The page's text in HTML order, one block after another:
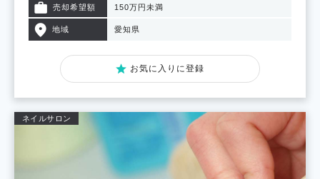
売却希望額 150万円未満
地域 愛知県
お気に入りに登録
ネイルサロン